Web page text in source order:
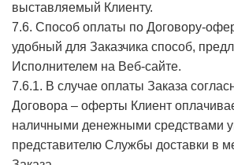
выставляемый Клиенту.
7.6. Способ оплаты по Договору-
удобный для Заказчика способ,
Исполнителем на Веб-сайте.
7.6.1. В случае оплаты Заказа
Договора – оферты Клиент
наличными денежными средствами
представителю Службы доставки в